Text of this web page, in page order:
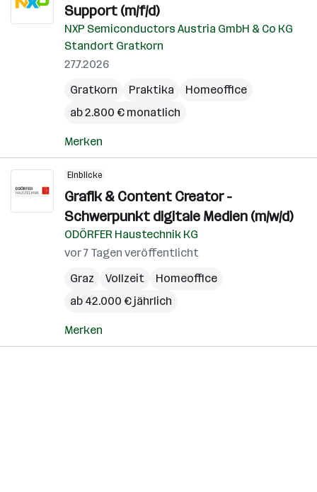
Support (m/f/d)
NXP Semiconductors Austria GmbH & Co KG
Standort Gratkorn
27.7.2026
Gratkorn
Praktika
Homeoffice
ab 2.800 € monatlich
Merken
Einblicke
Grafik & Content Creator -
Schwerpunkt digitale Medien (m/w/d)
ODÖRFER Haustechnik KG
vor 7 Tagen veröffentlicht
Graz
Vollzeit
Homeoffice
ab 42.000 € jährlich
Merken